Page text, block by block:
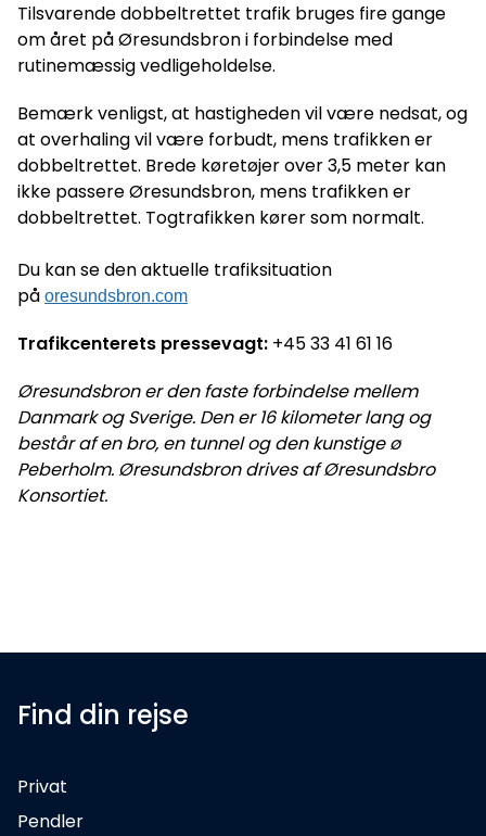
Tilsvarende dobbeltrettet trafik bruges fire gange
om året på Øresundsbron i forbindelse med
rutinemæssig vedligeholdelse.
Bemærk venligst, at hastigheden vil være nedsat, og
at overhaling vil være forbudt, mens trafikken er
dobbeltrettet. Brede køretøjer over 3,5 meter kan
ikke passere Øresundsbron, mens trafikken er
dobbeltrettet. Togtrafikken kører som normalt.
Du kan se den aktuelle trafiksituation
på oresundsbron.com
Trafikcenterets pressevagt: +45 33 41 61 16
Øresundsbron er den faste forbindelse mellem
Danmark og Sverige. Den er 16 kilometer lang og
består af en bro, en tunnel og den kunstige ø
Peberholm. Øresundsbron drives af Øresundsbro
Konsortiet.
Find din rejse
Privat
Pendler